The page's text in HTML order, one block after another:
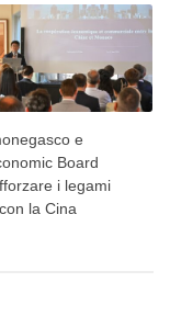
e
Board
i legami
la Cina